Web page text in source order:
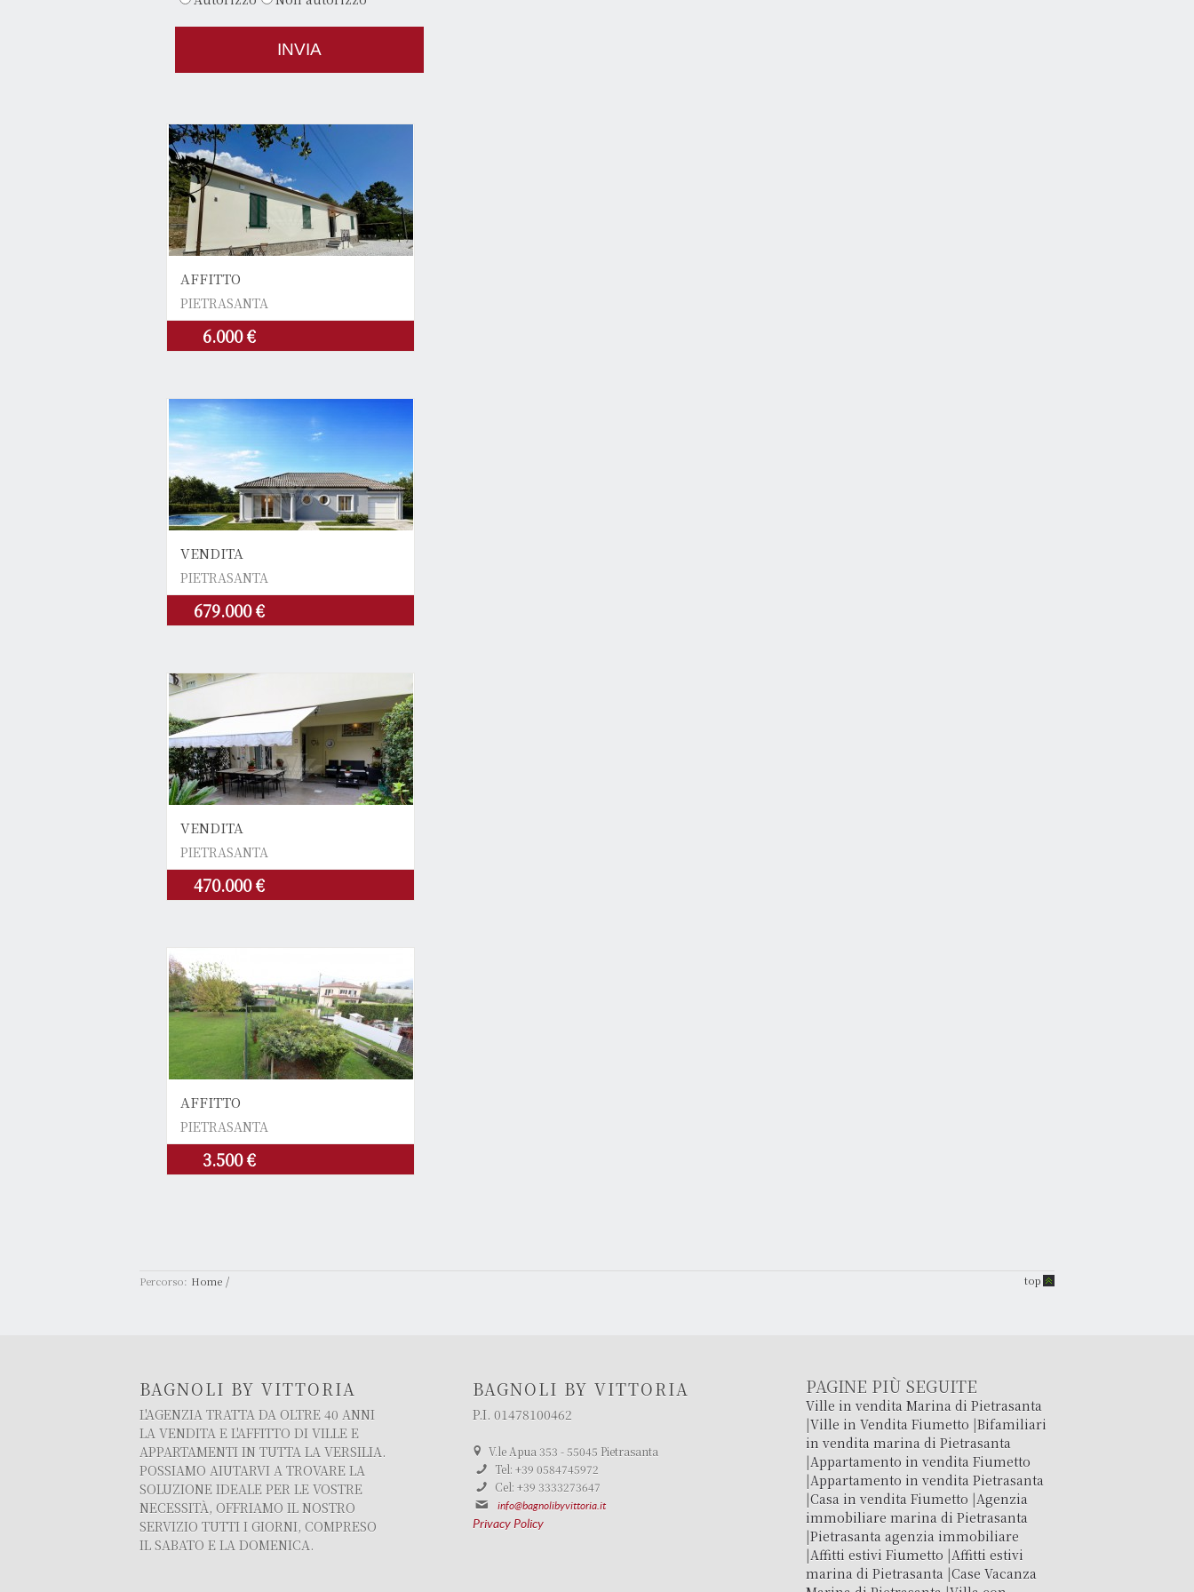
AFFITTO
PIETRASANTA
6.000 €
VENDITA
PIETRASANTA
679.000 €
VENDITA
PIETRASANTA
470.000 €
AFFITTO
PIETRASANTA
3.500 €
Percorso: Home / top
BAGNOLI BY VITTORIA
L'AGENZIA TRATTA DA OLTRE 40 ANNI
LA VENDITA E L'AFFITTO DI VILLE E
APPARTAMENTI IN TUTTA LA VERSILIA.
POSSIAMO AIUTARVI A TROVARE LA
SOLUZIONE IDEALE PER LE VOSTRE
NECESSITÀ, OFFRIAMO IL NOSTRO
SERVIZIO TUTTI I GIORNI, COMPRESO
IL SABATO E LA DOMENICA.
BAGNOLI BY VITTORIA
P.I. 01478100462
V.le Apua 353 - 55045 Pietrasanta
Tel: +39 0584745972
Cel: +39 3333273647
info@bagnolibyvittoria.it
Privacy Policy
PAGINE PIÙ SEGUITE
Ville in vendita Marina di Pietrasanta
|Ville in Vendita Fiumetto |Bifamiliari
in vendita marina di Pietrasanta
|Appartamento in vendita Fiumetto
|Appartamento in vendita Pietrasanta
|Casa in vendita Fiumetto |Agenzia
immobiliare marina di Pietrasanta
|Pietrasanta agenzia immobiliare
|Affitti estivi Fiumetto |Affitti estivi
marina di Pietrasanta |Case Vacanza